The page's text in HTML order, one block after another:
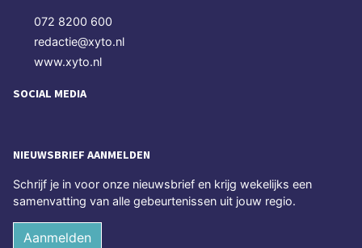
072 8200 600
redactie@xyto.nl
www.xyto.nl
SOCIAL MEDIA
NIEUWSBRIEF AANMELDEN
Schrijf je in voor onze nieuwsbrief en krijg wekelijks een
samenvatting van alle gebeurtenissen uit jouw regio.
Aanmelden